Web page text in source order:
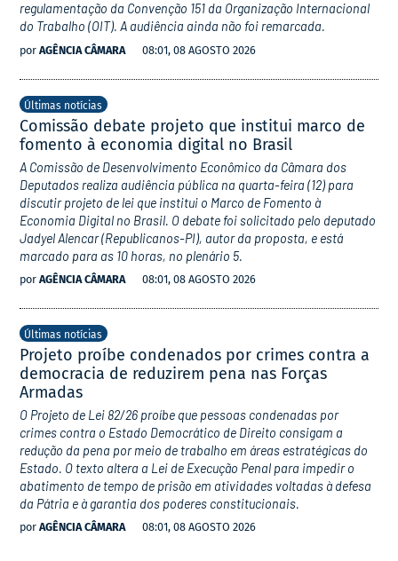
regulamentação da Convenção 151 da Organização Internacional
do Trabalho (OIT). A audiência ainda não foi remarcada.
por AGÊNCIA CÂMARA 08:01, 08 AGOSTO 2026
Últimas notícias
Comissão debate projeto que institui marco de
fomento à economia digital no Brasil
A Comissão de Desenvolvimento Econômico da Câmara dos
Deputados realiza audiência pública na quarta-feira (12) para
discutir projeto de lei que institui o Marco de Fomento à
Economia Digital no Brasil. O debate foi solicitado pelo deputado
Jadyel Alencar (Republicanos-PI), autor da proposta, e está
marcado para as 10 horas, no plenário 5.
por AGÊNCIA CÂMARA 08:01, 08 AGOSTO 2026
Últimas notícias
Projeto proíbe condenados por crimes contra a
democracia de reduzirem pena nas Forças
Armadas
O Projeto de Lei 82/26 proíbe que pessoas condenadas por
crimes contra o Estado Democrático de Direito consigam a
redução da pena por meio de trabalho em áreas estratégicas do
Estado. O texto altera a Lei de Execução Penal para impedir o
abatimento de tempo de prisão em atividades voltadas à defesa
da Pátria e à garantia dos poderes constitucionais.
por AGÊNCIA CÂMARA 08:01, 08 AGOSTO 2026